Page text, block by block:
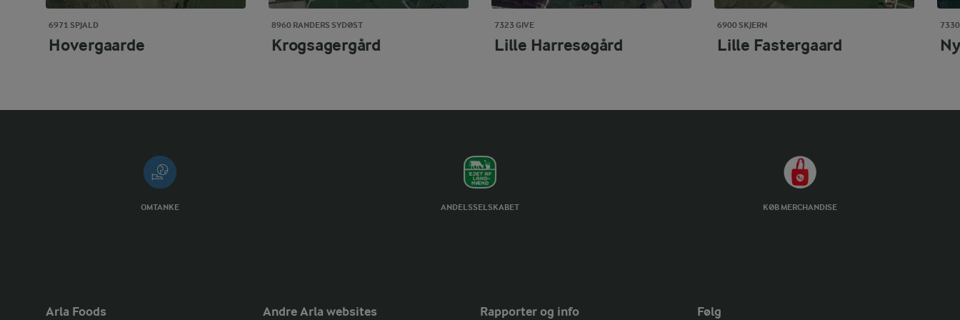
6971 SPJALD
Hovergaarde
8960 RANDERS SYDØST
Krogsagergård
7323 GIVE
Lille Harresøgård
6900 SKJERN
Lille Fastergaard
7330
OMTANKE ANDELSSELSKABET KØB MERCHANDISE
Arla Foods Andre Arla websites Rapporter og info Følg